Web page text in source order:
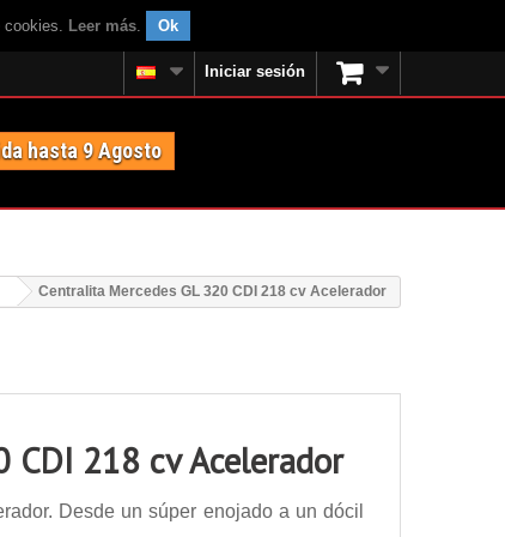
cookies. Leer más. Ok
Iniciar sesión
hasta 9 Agosto
Centralita Mercedes GL 320 CDI 218 cv Acelerador
CDI 218 cv Acelerador
Desde un súper enojado a un dócil